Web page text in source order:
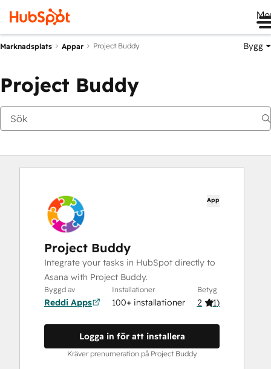
Marknadsplats Appar Project Buddy Bygg
Project Buddy
App
Project Buddy
Integrate your tasks in HubSpot directly to
Asana with Project Buddy.
Byggd av
Reddi Apps
Installationer
100+ installationer
Betyg
2 (1)
Logga in för att installera
Kräver prenumeration på Project Buddy